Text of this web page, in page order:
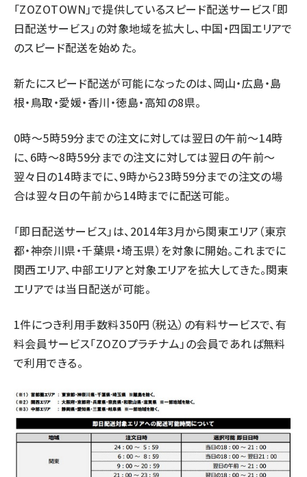
「ZOZOTOWN」で提供しているスピード配送サービス「即
日配送サービス」の対象地域を拡大し、中国・四国エリアで
のスピード配送を始めた。
新たにスピード配送が可能になったのは、岡山・広島・島
根・鳥取・愛媛・香川・徳島・高知の8県。
0時～5時59分までの注文に対しては翌日の午前～14時
に、6時～8時59分までの注文に対しては翌日の午前～
翌々日の14時までに、9時から23時59分までの注文の場
合は翌々日の午前から14時までに配送可能。
「即日配送サービス」は、2014年3月から関東エリア（東京
都・神奈川県・千葉県・埼玉県）を対象に開始。これまでに
関西エリア、中部エリアと対象エリアを拡大してきた。関東
エリアでは当日配送が可能。
1件につき利用手数料350円（税込）の有料サービスで、有
料会員サービス「ZOZOプラチナム」の会員であれば無料
で利用できる。